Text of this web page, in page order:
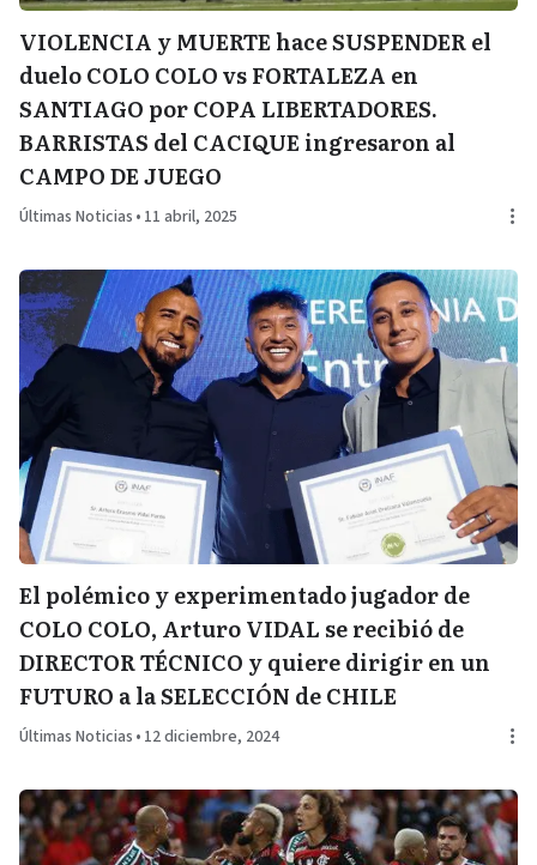
VIOLENCIA y MUERTE hace SUSPENDER el
duelo COLO COLO vs FORTALEZA en
SANTIAGO por COPA LIBERTADORES.
BARRISTAS del CACIQUE ingresaron al
CAMPO DE JUEGO
Últimas Noticias • 11 abril, 2025
El polémico y experimentado jugador de
COLO COLO, Arturo VIDAL se recibió de
DIRECTOR TÉCNICO y quiere dirigir en un
FUTURO a la SELECCIÓN de CHILE
Últimas Noticias • 12 diciembre, 2024